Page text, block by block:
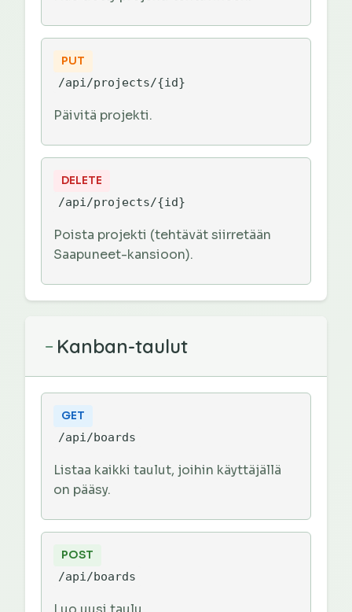
PUT
/api/projects/{id}
Päivitä projekti.
DELETE
/api/projects/{id}
Poista projekti (tehtävät siirretään
Saapuneet-kansioon).
− Kanban-taulut
GET
/api/boards
Listaa kaikki taulut, joihin käyttäjällä
on pääsy.
POST
/api/boards